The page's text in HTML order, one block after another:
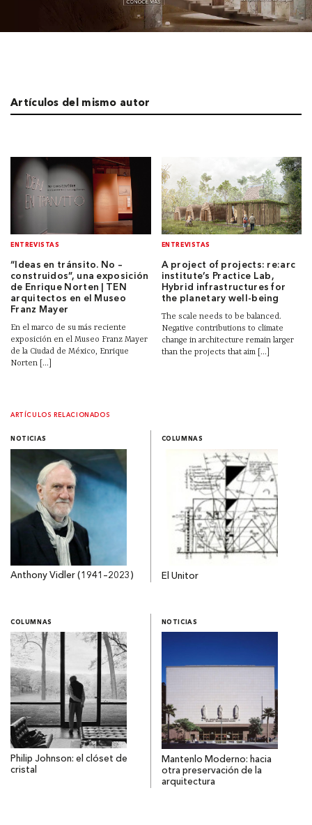
Artículos del mismo autor
ENTREVISTAS
“Ideas en tránsito. No –
construidos”, una exposición
de Enrique Norten | TEN
arquitectos en el Museo
Franz Mayer
En el marco de su más reciente
exposición en el Museo Franz Mayer
de la Ciudad de México, Enrique
Norten [...]
ENTREVISTAS
A project of projects: re:arc
institute’s Practice Lab,
Hybrid infrastructures for
the planetary well-being
The scale needs to be balanced.
Negative contributions to climate
change in architecture remain larger
than the projects that aim [...]
ARTÍCULOS RELACIONADOS
NOTICIAS
Anthony Vidler (1941–2023)
COLUMNAS
El Unitor
COLUMNAS
Philip Johnson: el clóset de
cristal
NOTICIAS
Mantenlo Moderno: hacia
otra preservación de la
arquitectura